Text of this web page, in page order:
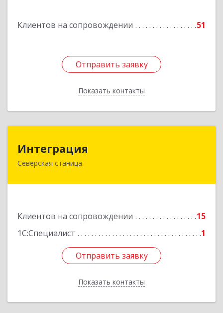
Клиентов на сопровождении 51
Отправить заявку
Показать контакты
Отправить заявку
Назад
Интеграция
Северская станица
Клиентов на сопровождении
15
1С:Специалист
1
Отправить заявку
Показать контакты
353240, Краснодарский край, Северская ст-ца,
Отправить заявку
Назад